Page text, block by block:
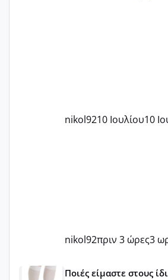
nikol9210 Ιουλίου10
nikol92πριν 3 ώρες3
Μωράκια Μαΐου 2026 🌸🌻🌹
Ποιές είμαστε στους